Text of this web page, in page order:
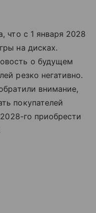
что с 1 января 2028
на дисках.
о будущем
резко негативно.
внимание,
покупателей
го приобрести